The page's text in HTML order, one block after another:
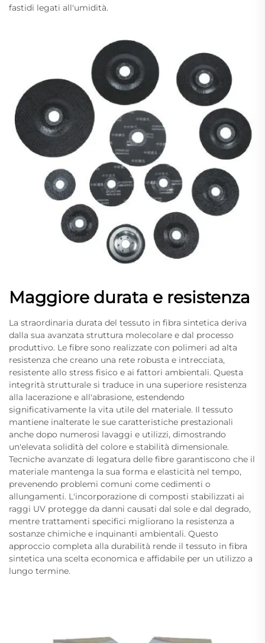
fastidi legati all'umidità.
Maggiore durata e resistenza
La straordinaria durata del tessuto in fibra sintetica deriva
dalla sua avanzata struttura molecolare e dal processo
produttivo. Le fibre sono realizzate con polimeri ad alta
resistenza che creano una rete robusta e intrecciata,
resistente allo stress fisico e ai fattori ambientali. Questa
integrità strutturale si traduce in una superiore resistenza
alla lacerazione e all'abrasione, estendendo
significativamente la vita utile del materiale. Il tessuto
mantiene inalterate le sue caratteristiche prestazionali
anche dopo numerosi lavaggi e utilizzi, dimostrando
un'elevata solidità del colore e stabilità dimensionale.
Tecniche avanzate di legatura delle fibre garantiscono che il
materiale mantenga la sua forma e elasticità nel tempo,
prevenendo problemi comuni come cedimenti o
allungamenti. L'incorporazione di composti stabilizzati ai
raggi UV protegge da danni causati dal sole e dal degrado,
mentre trattamenti specifici migliorano la resistenza a
sostanze chimiche e inquinanti ambientali. Questo
approccio completa alla durabilità rende il tessuto in fibra
sintetica una scelta economica e affidabile per un utilizzo a
lungo termine.